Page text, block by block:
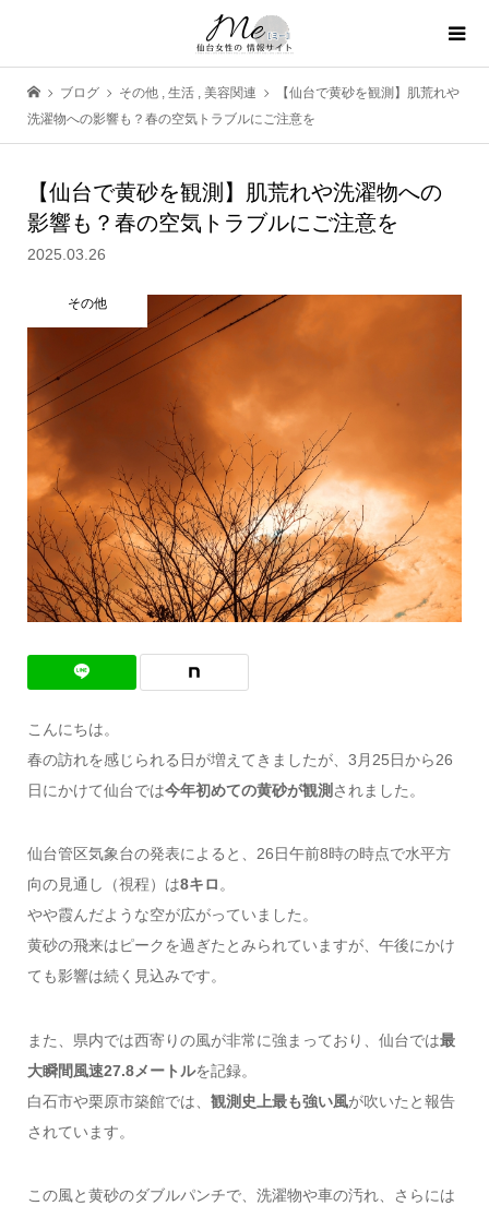
ブログ その他 , 生活 , 美容関連
【仙台で黄砂を観測】肌荒れや
洗濯物への影響も？春の空気トラブルにご注意を
【仙台で黄砂を観測】肌荒れや洗濯物への
影響も？春の空気トラブルにご注意を
2025.03.26
その他
こんにちは。
春の訪れを感じられる日が増えてきましたが、3月25日から26
日にかけて仙台では今年初めての黄砂が観測 されました。
仙台管区気象台の発表によると、26日午前8時の時点で水平方
向の見通し（視程）は8キロ。
やや霞んだような空が広がっていました。
黄砂の飛来はピークを過ぎたとみられていますが、午後にかけ
ても影響は続く見込みです。
また、県内では西寄りの風が非常に強まっており、仙台では最
大瞬間風速27.8メートルを記録。
白石市や栗原市築館では、 観測史上最も強い風が吹いたと報告
されています。
この風と黄砂のダブルパンチで、洗濯物や車の汚れ、さらには